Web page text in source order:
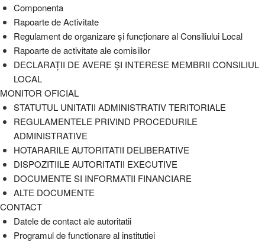
Componenta
Rapoarte de Activitate
Regulament de organizare și funcționare al Consiliului Local
Rapoarte de activitate ale comisiilor
DECLARAȚII DE AVERE ȘI INTERESE MEMBRII CONSILIUL
LOCAL
MONITOR OFICIAL
STATUTUL UNITATII ADMINISTRATIV TERITORIALE
REGULAMENTELE PRIVIND PROCEDURILE
ADMINISTRATIVE
HOTARARILE AUTORITATII DELIBERATIVE
DISPOZITIILE AUTORITATII EXECUTIVE
DOCUMENTE SI INFORMATII FINANCIARE
ALTE DOCUMENTE
CONTACT
Datele de contact ale autoritatii
Programul de functionare al institutiei